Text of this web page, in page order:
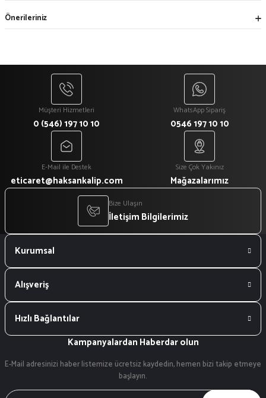
Önerileriniz
Müşteri Hizmetleri
0 (546) 197 10 10
WhatsApp Sipariş
0546 197 10 10
E-Mail ile Destek
eticaret@haksankalip.com
Size Çok Yakınız
Mağazalarımız
Bize Ulaşın
İletişim Bilgilerimiz
Kurumsal
Alışveriş
Hızlı Bağlantılar
Kampanyalardan Haberdar olun
E-Mail adresinizi haber listemize ücretsiz kaydedin, hemen bizi takip etmeye
başlayın.